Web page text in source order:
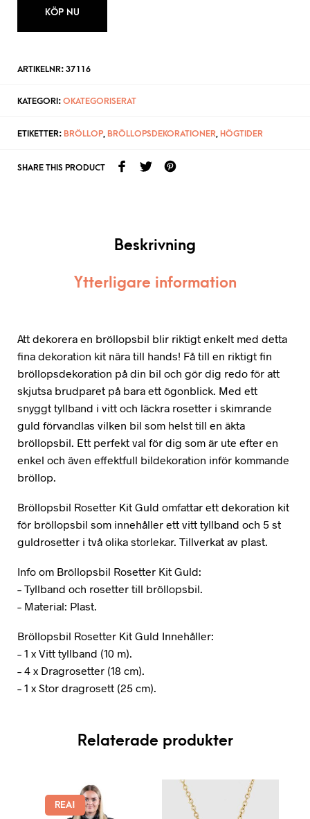
KÖP NU
ARTIKELNR: 37116
KATEGORI: OKATEGORISERAT
ETIKETTER: BRÖLLOP, BRÖLLOPSDEKORATIONER, HÖGTIDER
SHARE THIS PRODUCT
Beskrivning
Ytterligare information
Att dekorera en bröllopsbil blir riktigt enkelt med detta
fina dekoration kit nära till hands! Få till en riktigt fin
bröllopsdekoration på din bil och gör dig redo för att
skjutsa brudparet på bara ett ögonblick. Med ett
snyggt tyllband i vitt och läckra rosetter i skimrande
guld förvandlas vilken bil som helst till en äkta
bröllopsbil. Ett perfekt val för dig som är ute efter en
enkel och även effektfull bildekoration inför kommande
bröllop.
Bröllopsbil Rosetter Kit Guld omfattar ett dekoration kit
för bröllopsbil som innehåller ett vitt tyllband och 5 st
guldrosetter i två olika storlekar. Tillverkat av plast.
Info om Bröllopsbil Rosetter Kit Guld:
– Tyllband och rosetter till bröllopsbil.
– Material: Plast.
Bröllopsbil Rosetter Kit Guld Innehåller:
– 1 x Vitt tyllband (10 m).
– 4 x Dragrosetter (18 cm).
– 1 x Stor dragrosett (25 cm).
Relaterade produkter
REA!